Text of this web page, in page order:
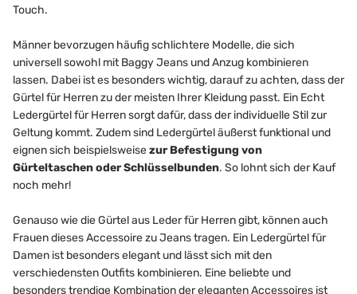
Touch.
Männer bevorzugen häufig schlichtere Modelle, die sich
universell sowohl mit Baggy Jeans und Anzug kombinieren
lassen. Dabei ist es besonders wichtig, darauf zu achten, dass der
Gürtel für Herren zu der meisten Ihrer Kleidung passt. Ein Echt
Ledergürtel für Herren sorgt dafür, dass der individuelle Stil zur
Geltung kommt. Zudem sind Ledergürtel äußerst funktional und
eignen sich beispielsweisezur Befestigung von
Gürteltaschen oder Schlüsselbunden. So lohnt sich der Kauf
noch mehr!
Genauso wie die Gürtel aus Leder für Herren gibt, können auch
Frauen dieses Accessoire zu Jeans tragen. Ein Ledergürtel für
Damen ist besonders elegant und lässt sich mit den
verschiedensten Outfits kombinieren. Eine beliebte und
besonders trendige Kombination der eleganten Accessoires ist